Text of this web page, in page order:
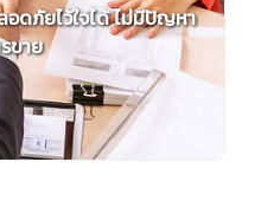
อดภัยไว้ใจได้ ไม่มีปัญหา
ขาย